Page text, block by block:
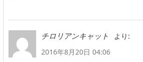
チロリアンキャット
より:
2016年8月20日 04:06